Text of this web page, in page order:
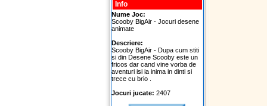
Info
Nume Joc:
Scooby BigAir - Jocuri desene
animate
Descriere:
Scooby BigAir - Dupa cum stiti
si din Desene Scooby este un
fricos dar cand vine vorba de
aventuri isi ia inima in dinti si
trece cu brio .
Jocuri jucate: 2407